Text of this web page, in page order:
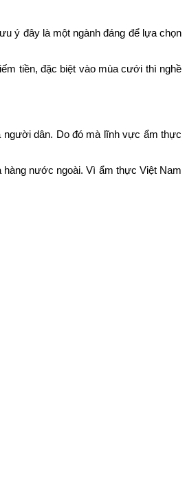
ý đây là một ngành đáng để lựa chọn
tiền, đặc biệt vào mùa cưới thì nghề
người dân. Do đó mà lĩnh vực ẩm thực
hàng nước ngoài. Vì ẩm thực Việt Nam